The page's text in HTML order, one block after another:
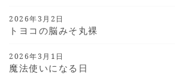
2026年3月2日
トヨコの脳みそ丸裸
2026年3月1日
魔法使いになる日